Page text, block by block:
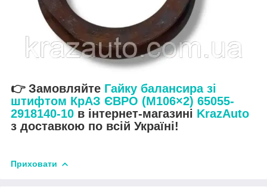
👉 Замовляйте Гайку балансира зі
штифтом КрАЗ ЄВРО (М106×2) 65055-
2918140-10 в інтернет-магазині KrazAuto
з доставкою по всій Україні!
Приховати